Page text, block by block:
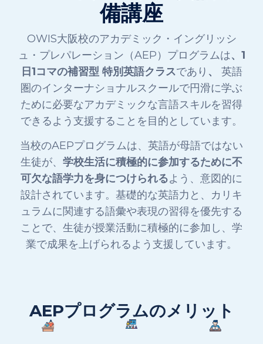
備講座
OWIS大阪校のアカデミック・イングリッシ
ュ・プレパレーション（AEP）プログラムは、1
日1コマの補習型 特別英語クラスであり 、 英語
圏のインターナショナルスクールで円滑に学ぶ
ために必要なアカデミックな言語スキルを習得
できるよう支援することを目的としています。
当校のAEPプログラムは、英語が母語ではない
生徒が、 学校生活に積極的に参加するために不
可欠な語学力を身につけられるよう、意図的に
設計されています。基礎的な英語力と、カリキ
ュラムに関連する語彙や表現の習得を優先する
ことで、生徒が授業活動に積極的に参加し、学
業で成果を上げられるよう支援しています。
AEPプログラムのメリット